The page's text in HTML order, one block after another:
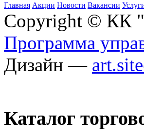
Главная Акции Новости Вакансии
Copyright © КК
Программа
Дизайн —
Каталог